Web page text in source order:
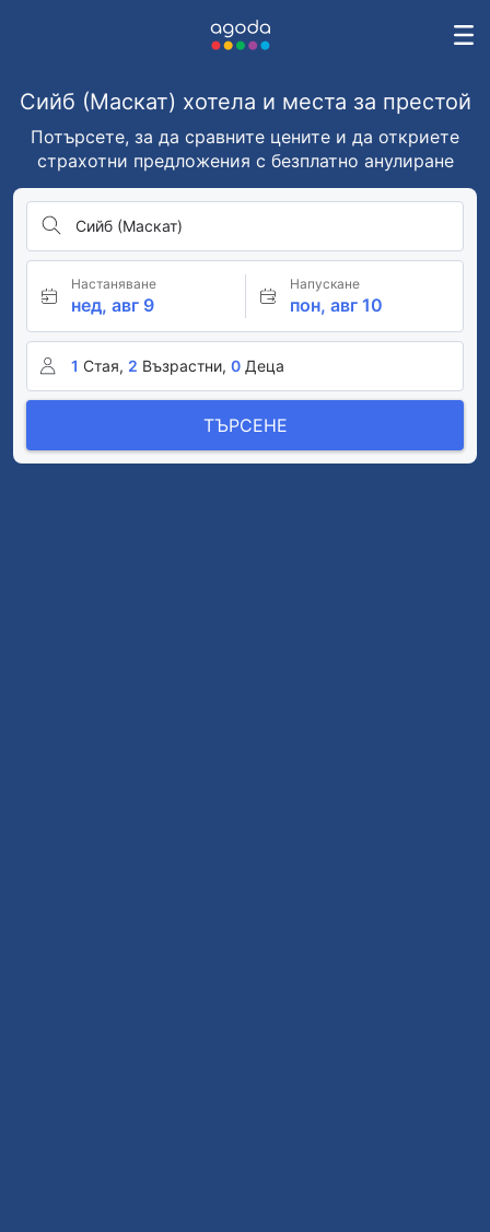
Сийб (Маскат) хотела и места за престой
Потърсете, за да сравните цените и да откриете
страхотни предложения с безплатно анулиране
Сийб (Маскат)
Настаняване
нед, авг 9
Напускане
пон, авг 10
1 Стая, 2 Възрастни, 0 Деца
ТЪРСЕНЕ